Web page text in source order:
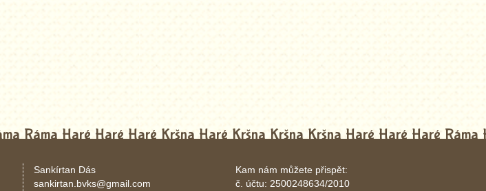
Ráma Haré Haré Haré Kršna Haré Kršna Kršna Kršna Haré Haré Haré
Sankírtan Dás
sankirtan.bvks@gmail.com
Kam nám můžete přispět:
č. účtu: 2500248634/2010